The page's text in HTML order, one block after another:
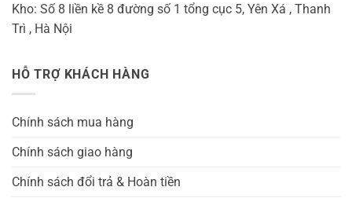
Kho: Số 8 liền kề 8 đường số 1 tổng cục 5, Yên Xá , Thanh
Trì , Hà Nội
HỖ TRỢ KHÁCH HÀNG
Chính sách mua hàng
Chính sách giao hàng
Chính sách đổi trả & Hoàn tiền